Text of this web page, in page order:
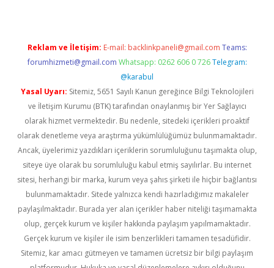
Reklam ve İletişim: E-mail: backlinkpaneli@gmail.com Teams:
forumhizmeti@gmail.com Whatsapp: 0262 606 0 726 Telegram:
@karabul
Yasal Uyarı: Sitemiz, 5651 Sayılı Kanun gereğince Bilgi Teknolojileri
ve İletişim Kurumu (BTK) tarafından onaylanmış bir Yer Sağlayıcı
olarak hizmet vermektedir. Bu nedenle, sitedeki içerikleri proaktif
olarak denetleme veya araştırma yükümlülüğümüz bulunmamaktadır.
Ancak, üyelerimiz yazdıkları içeriklerin sorumluluğunu taşımakta olup,
siteye üye olarak bu sorumluluğu kabul etmiş sayılırlar. Bu internet
sitesi, herhangi bir marka, kurum veya şahıs şirketi ile hiçbir bağlantısı
bulunmamaktadır. Sitede yalnızca kendi hazırladığımız makaleler
paylaşılmaktadır. Burada yer alan içerikler haber niteliği taşımamakta
olup, gerçek kurum ve kişiler hakkında paylaşım yapılmamaktadır.
Gerçek kurum ve kişiler ile isim benzerlikleri tamamen tesadüfidir.
Sitemiz, kar amacı gütmeyen ve tamamen ücretsiz bir bilgi paylaşım